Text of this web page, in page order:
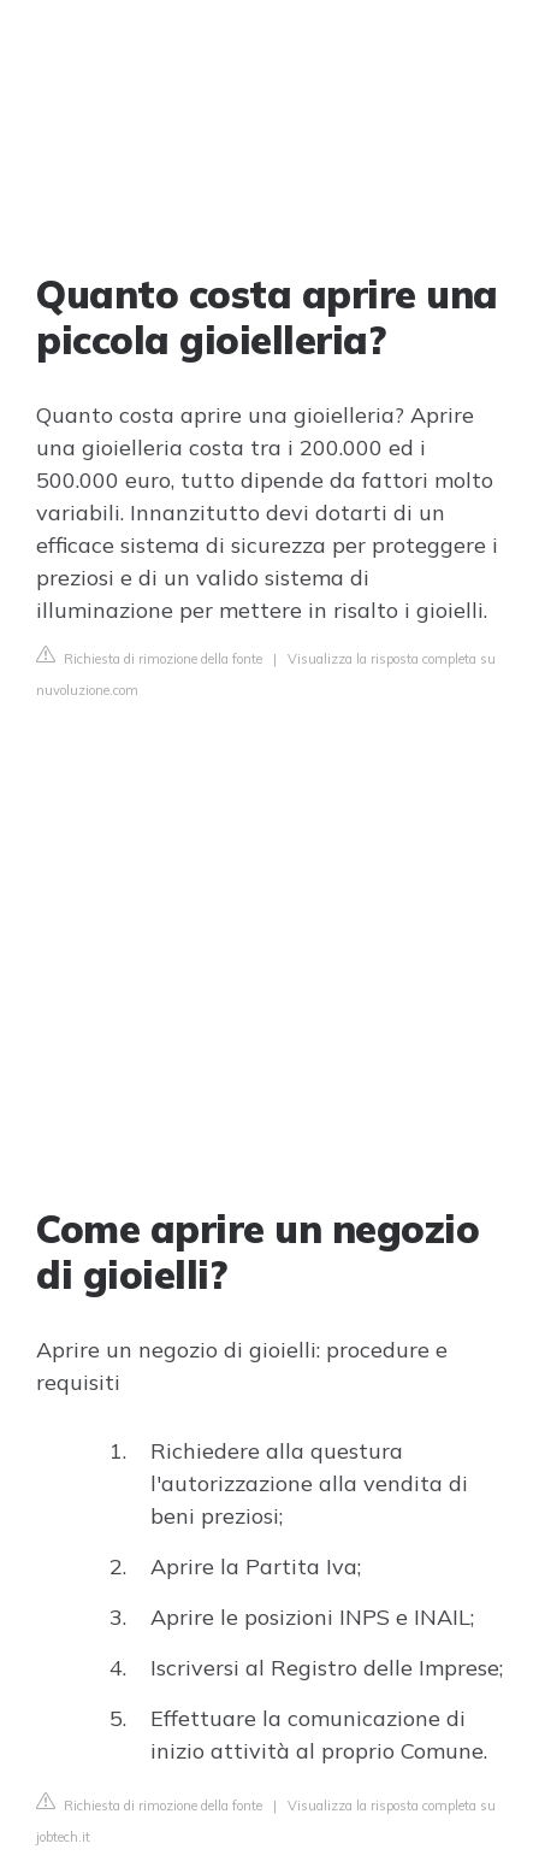
Quanto costa aprire una
piccola gioielleria?
Quanto costa aprire una gioielleria? Aprire
una gioielleria costa tra i 200.000 ed i
500.000 euro, tutto dipende da fattori molto
variabili. Innanzitutto devi dotarti di un
efficace sistema di sicurezza per proteggere i
preziosi e di un valido sistema di
illuminazione per mettere in risalto i gioielli.
Richiesta di rimozione della fonte | Visualizza la risposta completa su
nuvoluzione.com
Come aprire un negozio
di gioielli?
Aprire un negozio di gioielli: procedure e
requisiti
Richiedere alla questura
l'autorizzazione alla vendita di
beni preziosi;
Aprire la Partita Iva;
Aprire le posizioni INPS e INAIL;
Iscriversi al Registro delle Imprese;
Effettuare la comunicazione di
inizio attività al proprio Comune.
Richiesta di rimozione della fonte | Visualizza la risposta completa su
jobtech.it